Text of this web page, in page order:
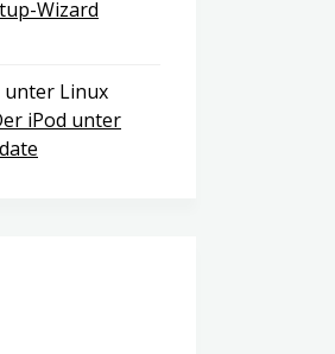
Wizard
unter Linux
iPod unter